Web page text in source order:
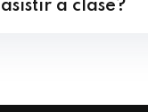
a clase?